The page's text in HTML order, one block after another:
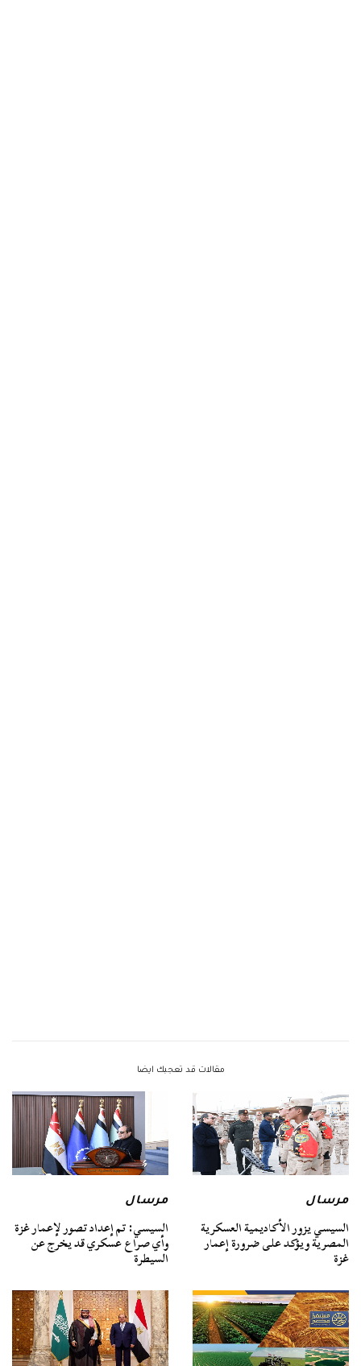
مقالات قد تعجبك ايضا
مرسال
السيسي يزور الأكاديمية العسكرية
المصرية ويؤكد على ضرورة إعمار
غزة
مرسال
السيسي: تم إعداد تصور لإعمار غزة
وأي صراع عسكري قد يخرج عن
السيطرة